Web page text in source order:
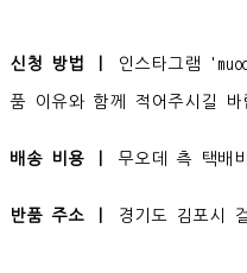
신청 방법 ㅣ 인스타그램
품 이유와 함께 적어주시길 바
배송 비용 ㅣ 무오데 측 택배
반품 주소 ㅣ 경기도 김포시